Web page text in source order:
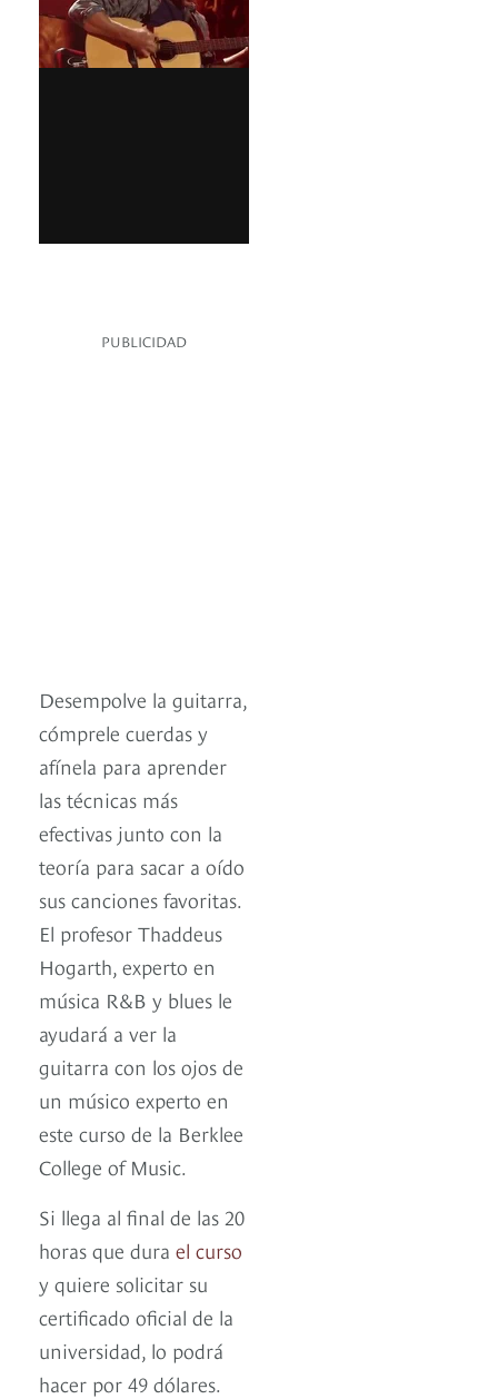
PUBLICIDAD
Desempolve la guitarra,
cómprele cuerdas y
afínela para aprender
las técnicas más
efectivas junto con la
teoría para sacar a oído
sus canciones favoritas.
El profesor Thaddeus
Hogarth, experto en
música R&B y blues le
ayudará a ver la
guitarra con los ojos de
un músico experto en
este curso de la Berklee
College of Music.
Si llega al final de las 20
horas que dura el curso
y quiere solicitar su
certificado oficial de la
universidad, lo podrá
hacer por 49 dólares.